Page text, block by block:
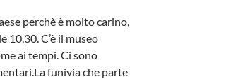
perchè è molto carino,
10,30. C’è il museo
ai tempi. Ci sono
funivia che parte